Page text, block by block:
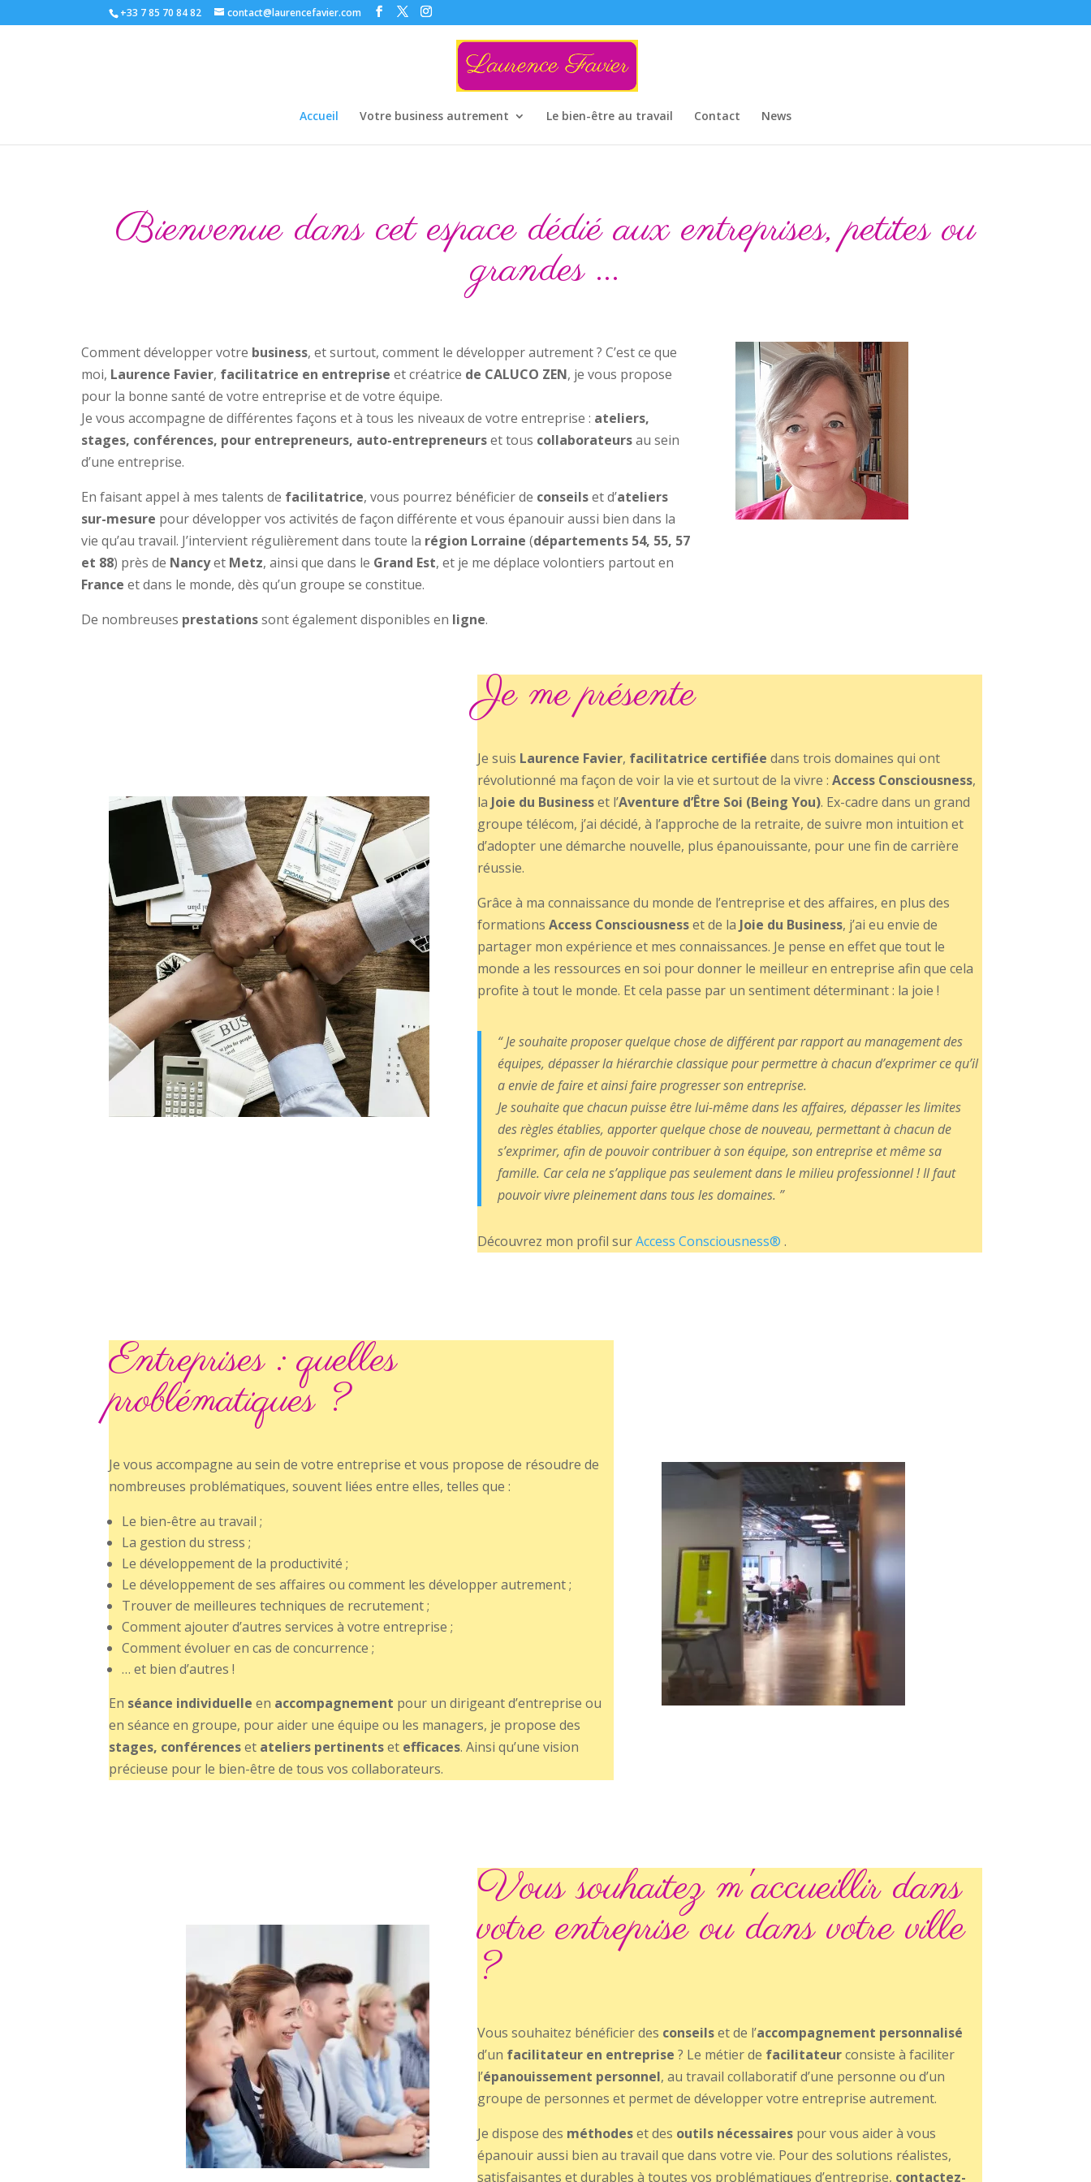
+33 7 85 70 84 82 contact@laurencefavier.com
Accueil Votre business autrement Le bien-être au travail Contact News
Bienvenue dans cet espace dédié aux entreprises, petites ou
grandes ...
Comment développer votre business, et surtout, comment le développer autrement ? C’est ce que
moi, Laurence Favier, facilitatrice en entrepriseet créatrice de CALUCO ZEN, je vous propose
pour la bonne santé de votre entreprise et de votre équipe.
Je vous accompagne de différentes façons et à tous les niveaux de votre entreprise : ateliers,
stages, conférences, pour entrepreneurs, auto-entrepreneurset tous collaborateursau sein
d’une entreprise.
En faisant appel à mes talents de facilitatrice, vous pourrez bénéficier de conseilset d’ateliers
sur-mesure pour développer vos activités de façon différente et vous épanouir aussi bien dans la
vie qu’au travail. J’intervient régulièrement dans toute la région Lorraine (départements 54, 55, 57
et 88) près de Nancyet Metz, ainsi que dans le Grand Est, et je me déplace volontiers partout en
France et dans le monde, dès qu’un groupe se constitue.
De nombreuses prestationssont également disponibles en ligne.
Je me présente
Je suis Laurence Favier, facilitatrice certifiée dans trois domaines qui ont
révolutionné ma façon de voir la vie et surtout de la vivre :Access Consciousness,
la Joie du Businesset l’Aventure d’Être Soi (Being You). Ex-cadre dans un grand
groupe télécom, j’ai décidé, à l’approche de la retraite, de suivre mon intuition et
d’adopter une démarche nouvelle, plus épanouissante, pour une fin de carrière
réussie.
Grâce à ma connaissance du monde de l’entreprise et des affaires, en plus des
formationsAccess Consciousnesset de la Joie du Business, j’ai eu envie de
partager mon expérience et mes connaissances. Je pense en effet que tout le
monde a les ressources en soi pour donner le meilleur en entreprise afin que cela
profite à tout le monde. Et cela passe par un sentiment déterminant : la joie !
“ Je souhaite proposer quelque chose de différent par rapport au management des
équipes, dépasser la hiérarchie classique pour permettre à chacun d’exprimer ce qu’il
a envie de faire et ainsi faire progresser son entreprise.
Je souhaite que chacun puisse être lui-même dans les affaires, dépasser les limites
des règles établies, apporter quelque chose de nouveau, permettant à chacun de
s’exprimer, afin de pouvoir contribuer à son équipe, son entreprise et même sa
famille. Car cela ne s’applique pas seulement dans le milieu professionnel ! Il faut
pouvoir vivre pleinement dans tous les domaines. ”
Découvrez mon profil surAccess Consciousness® .
Entreprises : quelles
problématiques ?
Je vous accompagne au sein de votre entreprise et vous propose de résoudre de
nombreuses problématiques, souvent liées entre elles, telles que :
Le bien-être au travail ;
La gestion du stress ;
Le développement de la productivité ;
Le développement de ses affaires ou comment les développer autrement ;
Trouver de meilleures techniques de recrutement ;
Comment ajouter d’autres services à votre entreprise ;
Comment évoluer en cas de concurrence ;
… et bien d’autres !
En séance individuelle en accompagnement pour un dirigeant d’entreprise ou
en séance en groupe, pour aider une équipe ou les managers, je propose des
stages, conférenceset ateliers pertinentset efficaces. Ainsi qu’une vision
précieuse pour le bien-être de tous vos collaborateurs.
Vous souhaitez m'accueillir dans
votre entreprise ou dans votre ville
?
Vous souhaitez bénéficier des conseilset de l’accompagnement personnalisé
d’un facilitateur en entreprise ? Le métier de facilitateurconsiste à faciliter
l’épanouissement personnel, au travail collaboratif d’une personne ou d’un
groupe de personnes et permet de développer votre entreprise autrement.
Je dispose des méthodeset des outils nécessaires pour vous aider à vous
épanouir aussi bien au travail que dans votre vie. Pour des solutions réalistes,
satisfaisantes et durables à toutes vos problématiques d’entreprise, contactez-